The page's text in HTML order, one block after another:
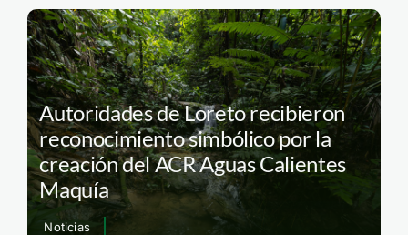
Autoridades de Loreto recibieron
reconocimiento simbólico por la
creación del ACR Aguas Calientes
Maquía
Noticias